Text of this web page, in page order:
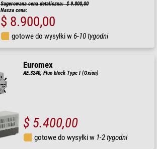
Sugerowana cena detaliczna: $ 9.800,00
Nasza cena:
$ 8.900,00
gotowe do wysyłki w6-10 tygodni
Euromex
AE.3240, Fluo block Type I (Oxion)
$ 5.400,00
gotowe do wysyłki w 1-2 tygodni